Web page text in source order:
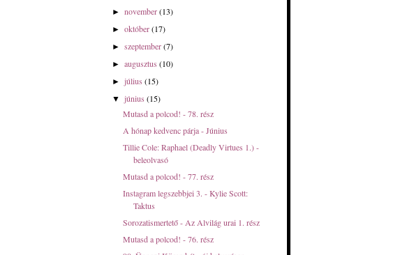
►november (13)
►október (17)
►szeptember (7)
►augusztus (10)
►július (15)
▼ június (15)
Mutasd a polcod! - 78. rész
A hónap kedvenc párja - Június
Tillie Cole: Raphael (Deadly Virtues 1.) -
beleolvasó
Mutasd a polcod! - 77. rész
Instagram legszebbjei 3. - Kylie Scott:
Taktus
Sorozatismertető - Az Alvilág urai 1. rész
Mutasd a polcod! - 76. rész